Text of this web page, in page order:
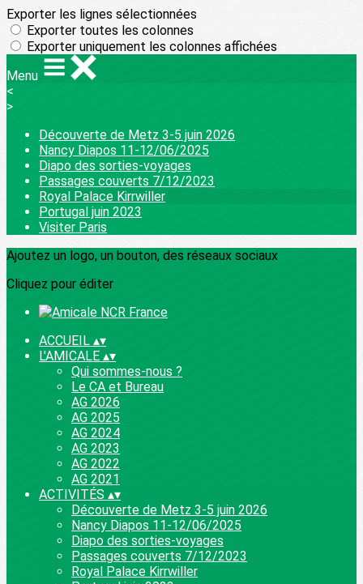
Exporter les lignes sélectionnées
Exporter toutes les colonnes
Exporter uniquement les colonnes affichées
Menu
<
>
Découverte de Metz 3-5 juin 2026
Nancy Diapos 11-12/06/2025
Diapo des sorties-voyages
Passages couverts 7/12/2023
Royal Palace Kirrwiller
Portugal juin 2023
Visiter Paris
Ajoutez un logo, un bouton, des réseaux sociaux
Cliquez pour éditer
ACCUEIL ▴▾
L'AMICALE ▴▾
Qui sommes-nous ?
Le CA et Bureau
AG 2026
AG 2025
AG 2024
AG 2023
AG 2022
AG 2021
ACTIVITÉS ▴▾
Découverte de Metz 3-5 juin 2026
Nancy Diapos 11-12/06/2025
Diapo des sorties-voyages
Passages couverts 7/12/2023
Royal Palace Kirrwiller